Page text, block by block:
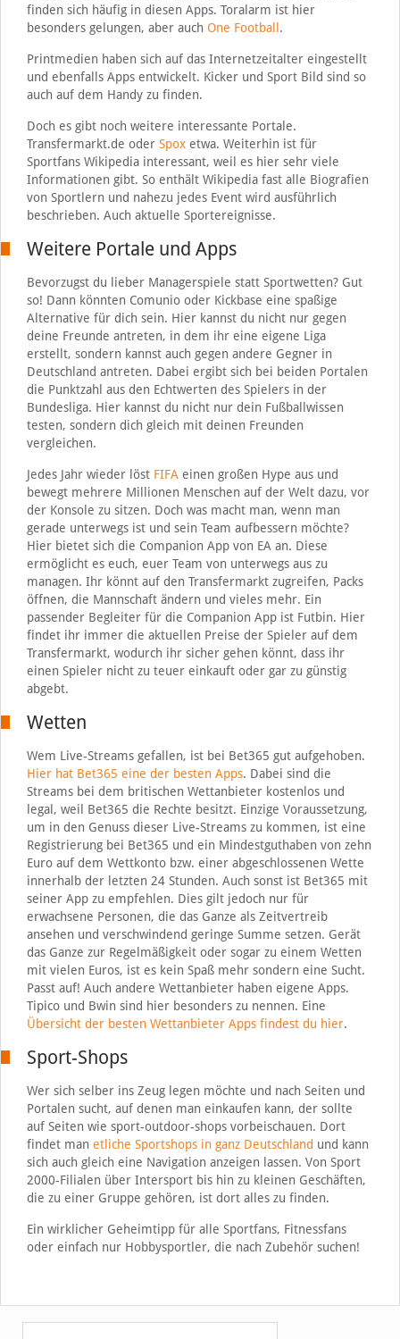
finden sich häufig in diesen Apps. Toralarm ist hier
besonders gelungen, aber auch One Football .
Printmedien haben sich auf das Internetzeitalter eingestellt
und ebenfalls Apps entwickelt. Kicker und Sport Bild sind so
auch auf dem Handy zu finden.
Doch es gibt noch weitere interessante Portale.
Transfermarkt.de oder Spoxetwa. Weiterhin ist für
Sportfans Wikipedia interessant, weil es hier sehr viele
Informationen gibt. So enthält Wikipedia fast alle Biografien
von Sportlern und nahezu jedes Event wird ausführlich
beschrieben. Auch aktuelle Sportereignisse.
Weitere Portale und Apps
Bevorzugst du lieber Managerspiele statt Sportwetten? Gut
so! Dann könnten Comunio oder Kickbase eine spaßige
Alternative für dich sein. Hier kannst du nicht nur gegen
deine Freunde antreten, in dem ihr eine eigene Liga
erstellt, sondern kannst auch gegen andere Gegner in
Deutschland antreten. Dabei ergibt sich bei beiden Portalen
die Punktzahl aus den Echtwerten des Spielers in der
Bundesliga. Hier kannst du nicht nur dein Fußballwissen
testen, sondern dich gleich mit deinen Freunden
vergleichen.
Jedes Jahr wieder löst FIFA einen großen Hype aus und
bewegt mehrere Millionen Menschen auf der Welt dazu, vor
der Konsole zu sitzen. Doch was macht man, wenn man
gerade unterwegs ist und sein Team aufbessern möchte?
Hier bietet sich die Companion App von EA an. Diese
ermöglicht es euch, euer Team von unterwegs aus zu
managen. Ihr könnt auf den Transfermarkt zugreifen, Packs
öffnen, die Mannschaft ändern und vieles mehr. Ein
passender Begleiter für die Companion App ist Futbin. Hier
findet ihr immer die aktuellen Preise der Spieler auf dem
Transfermarkt, wodurch ihr sicher gehen könnt, dass ihr
einen Spieler nicht zu teuer einkauft oder gar zu günstig
abgebt.
Wetten
Wem Live-Streams gefallen, ist bei Bet365 gut aufgehoben.
Hier hat Bet365 eine der besten Apps. Dabei sind die
Streams bei dem britischen Wettanbieter kostenlos und
legal, weil Bet365 die Rechte besitzt. Einzige Voraussetzung,
um in den Genuss dieser Live-Streams zu kommen, ist eine
Registrierung bei Bet365 und ein Mindestguthaben von zehn
Euro auf dem Wettkonto bzw. einer abgeschlossenen Wette
innerhalb der letzten 24 Stunden. Auch sonst ist Bet365 mit
seiner App zu empfehlen. Dies gilt jedoch nur für
erwachsene Personen, die das Ganze als Zeitvertreib
ansehen und verschwindend geringe Summe setzen. Gerät
das Ganze zur Regelmäßigkeit oder sogar zu einem Wetten
mit vielen Euros, ist es kein Spaß mehr sondern eine Sucht.
Passt auf! Auch andere Wettanbieter haben eigene Apps.
Tipico und Bwin sind hier besonders zu nennen. Eine
Übersicht der besten Wettanbieter Apps findest du hier.
Sport-Shops
Wer sich selber ins Zeug legen möchte und nach Seiten und
Portalen sucht, auf denen man einkaufen kann, der sollte
auf Seiten wie sport-outdoor-shops vorbeischauen. Dort
findet man etliche Sportshops in ganz Deutschland und kann
sich auch gleich eine Navigation anzeigen lassen. Von Sport
2000-Filialen über Intersport bis hin zu kleinen Geschäften,
die zu einer Gruppe gehören, ist dort alles zu finden.
Ein wirklicher Geheimtipp für alle Sportfans, Fitnessfans
oder einfach nur Hobbysportler, die nach Zubehör suchen!